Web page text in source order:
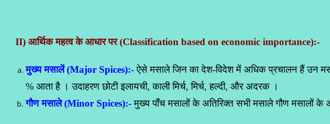
II) आर्थिक महत्व के आधार पर (Classification based on economic importance):-
मुख्य मसालें (Major Spices):- ऐसे मसाले जिन का देश-विदेश में अधिक प्रचालन हैं उन
% आता है । उदाहरण छोटी इलायची, काली मिर्च, मिर्च, हल्दी, और अदरक ।
गौण मसाले (Minor Spices):- मुख्य पाँच मसालों के अतिरिक्त सभी मसाले गौण मसालों